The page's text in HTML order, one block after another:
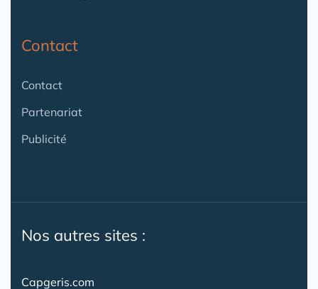
Contact
Contact
Partenariat
Publicité
Nos autres sites :
Capgeris.com